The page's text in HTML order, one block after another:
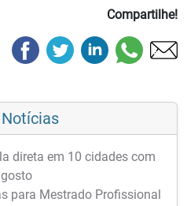
Compartilhe!
direta em 10 cidades com
para Mestrado Profissional